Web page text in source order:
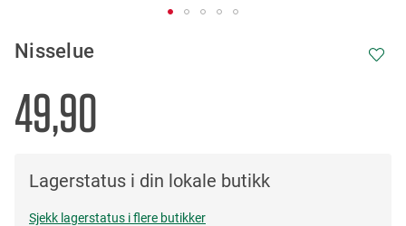
Nisselue
49,90
Lagerstatus i din lokale butikk
Sjekk lagerstatus i flere butikker
to
beginning
of
the
gallery